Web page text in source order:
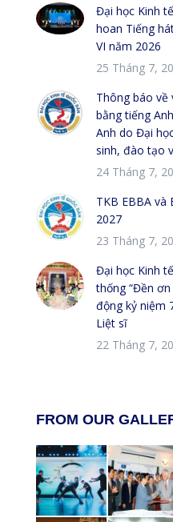
Đại học Kinh
hoan Tiếng
VI năm 2026
25 Tháng 7,
Thông báo về
bằng tiếng
Anh do Đại
sinh, đào tạo
24 Tháng 7,
TKB EBBA và
2027
23 Tháng 7,
Đại học Kinh
thống “Đền
động kỷ niệm
Liệt sĩ
22 Tháng 7,
FROM OUR